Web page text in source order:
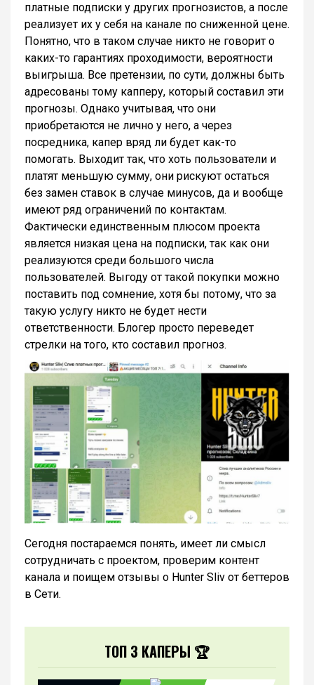
платные подписки у других прогнозистов, а после
реализует их у себя на канале по сниженной цене.
Понятно, что в таком случае никто не говорит о
каких-то гарантиях проходимости, вероятности
выигрыша. Все претензии, по сути, должны быть
адресованы тому капперу, который составил эти
прогнозы. Однако учитывая, что они
приобретаются не лично у него, а через
посредника, капер вряд ли будет как-то
помогать. Выходит так, что хоть пользователи и
платят меньшую сумму, они рискуют остаться
без замен ставок в случае минусов, да и вообще
имеют ряд ограничений по контактам.
Фактически единственным плюсом проекта
является низкая цена на подписки, так как они
реализуются среди большого числа
пользователей. Выгоду от такой покупки можно
поставить под сомнение, хотя бы потому, что за
такую услугу никто не будет нести
ответственности. Блогер просто переведет
стрелки на того, кто составил прогноз.
Сегодня постараемся понять, имеет ли смысл
сотрудничать с проектом, проверим контент
канала и поищем отзывы о Hunter Sliv от беттеров
в Сети.
ТОП 3 КАПЕРЫ 🏆